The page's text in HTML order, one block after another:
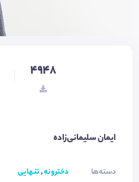
4948
ایمان سلیمانی‌زاده
دسته‌ها دخترونه,تنهایی